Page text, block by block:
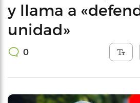
y llama a
unidad»
0